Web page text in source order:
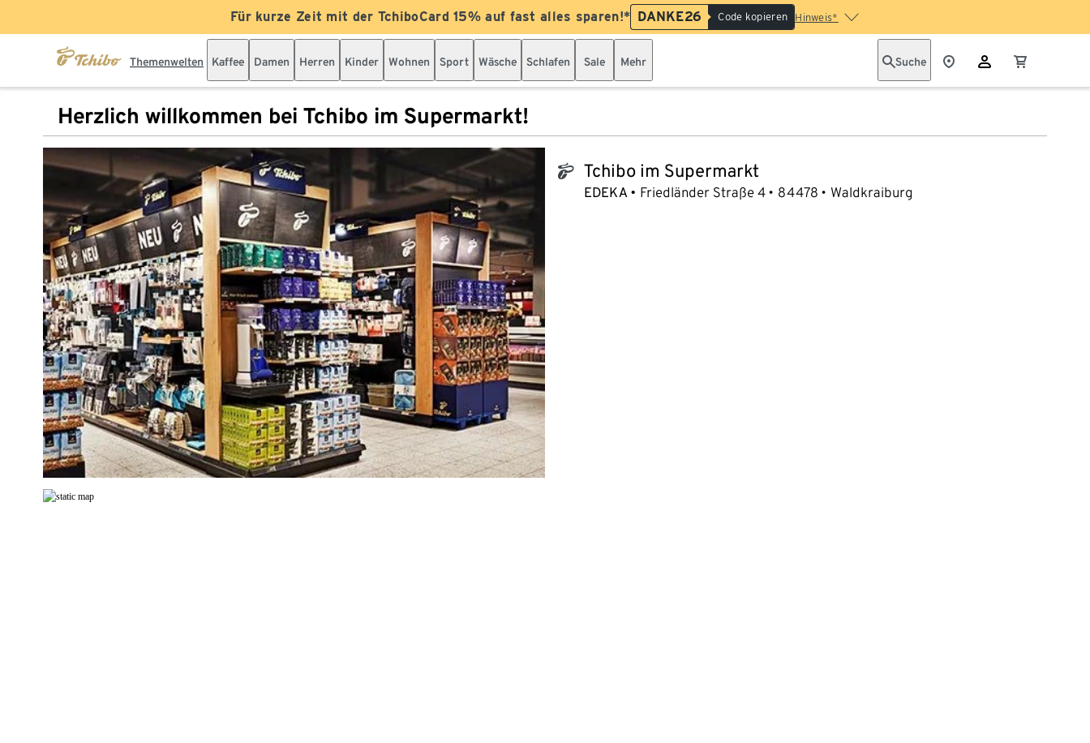
Für kurze Zeit mit der TchiboCard 15% auf fast alles sparen!* DANKE26 Code kopieren Hinweis*
Themenwelten Kaffee Damen Herren Kinder Wohnen Sport Wäsche Schlafen Sale Mehr Suche
Herzlich willkommen bei Tchibo im Supermarkt!
tchibo_logo Tchibo im Supermarkt
EDEKA Friedländer Straße 4 84478 Waldkraiburg